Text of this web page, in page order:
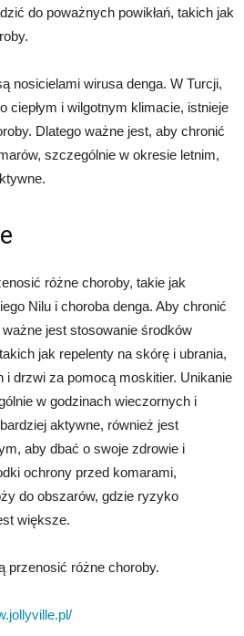
do poważnych powikłań, takich jak
nosicielami wirusa denga. W Turcji,
ciepłym i wilgotnym klimacie, istnieje
Dlatego ważne jest, aby chronić
szczególnie w okresie letnim,
różne choroby, takie jak
Nilu i choroba denga. Aby chronić
jest stosowanie środków
jak repelenty na skórę i ubrania,
i drzwi za pomocą moskitier. Unikanie
w godzinach wieczornych i
aktywne, również jest
aby dbać o swoje zdrowie i
ochrony przed komarami,
do obszarów, gdzie ryzyko
większe.
przenosić różne choroby.